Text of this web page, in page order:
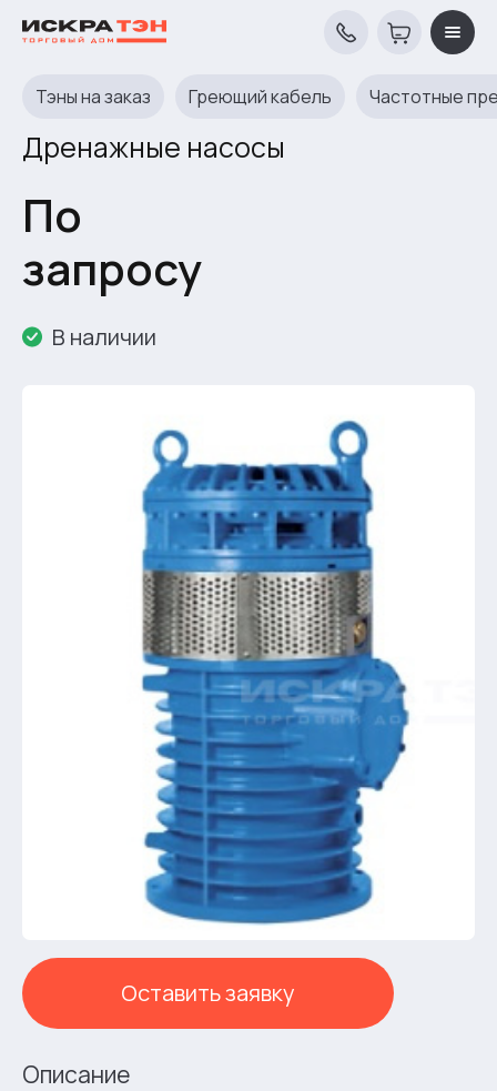
Тэны на заказ Греющий кабель Частотные
Дренажные насосы
По
запросу
В наличии
Оставить заявку
Описание